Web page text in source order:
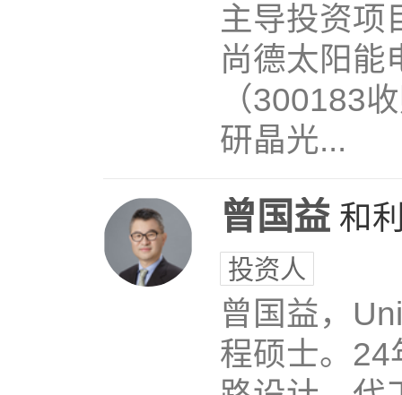
主导投资项
尚德太阳能
（300183
研晶光...
曾国益 和
投资人
曾国益，
程硕士。24